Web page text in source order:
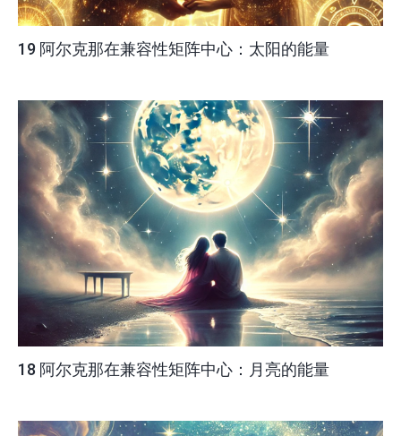
19 阿尔克那在兼容性矩阵中心：太阳的能量
18 阿尔克那在兼容性矩阵中心：月亮的能量